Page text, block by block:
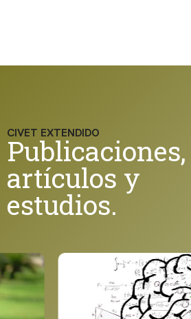
CIVET EXTENDIDO
Publicaciones,
artículos y
estudios.